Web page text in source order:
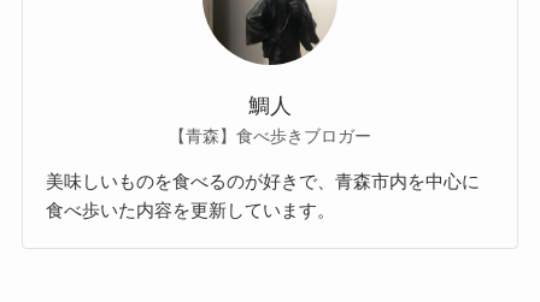
鯛人
【青森】食べ歩きブロガー
美味しいものを食べるのが好きで、青森市内を中心に
食べ歩いた内容を更新しています。